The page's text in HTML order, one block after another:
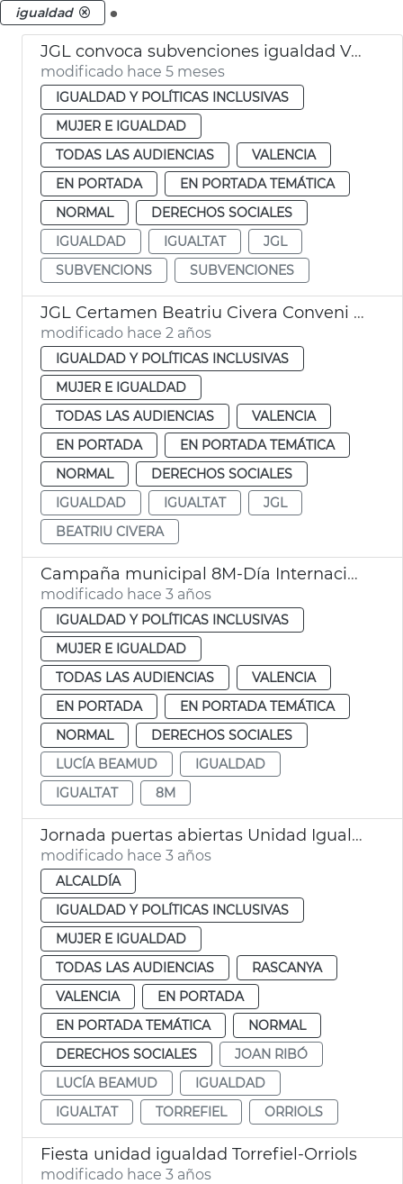
igualdad
JGL convoca subvenciones igualdad València
modificado hace 5 meses
IGUALDAD Y POLÍTICAS INCLUSIVAS
MUJER E IGUALDAD
TODAS LAS AUDIENCIAS
VALENCIA
EN PORTADA
EN PORTADA TEMÁTICA
NORMAL
DERECHOS SOCIALES
IGUALDAD
IGUALTAT
JGL
SUBVENCIONS
SUBVENCIONES
JGL Certamen Beatriu Civera Conveni UIMP
modificado hace 2 años
IGUALDAD Y POLÍTICAS INCLUSIVAS
MUJER E IGUALDAD
TODAS LAS AUDIENCIAS
VALENCIA
EN PORTADA
EN PORTADA TEMÁTICA
NORMAL
DERECHOS SOCIALES
IGUALDAD
IGUALTAT
JGL
BEATRIU CIVERA
Campaña municipal 8M-Día Internacional de las Mujeres
modificado hace 3 años
IGUALDAD Y POLÍTICAS INCLUSIVAS
MUJER E IGUALDAD
TODAS LAS AUDIENCIAS
VALENCIA
EN PORTADA
EN PORTADA TEMÁTICA
NORMAL
DERECHOS SOCIALES
LUCÍA BEAMUD
IGUALDAD
IGUALTAT
8M
Jornada puertas abiertas Unidad Igualdad Torrefiel-Orriols
modificado hace 3 años
ALCALDÍA
IGUALDAD Y POLÍTICAS INCLUSIVAS
MUJER E IGUALDAD
TODAS LAS AUDIENCIAS
RASCANYA
VALENCIA
EN PORTADA
EN PORTADA TEMÁTICA
NORMAL
DERECHOS SOCIALES
JOAN RIBÓ
LUCÍA BEAMUD
IGUALDAD
IGUALTAT
TORREFIEL ORRIOLS
Fiesta unidad igualdad Torrefiel-Orriols
modificado hace 3 años